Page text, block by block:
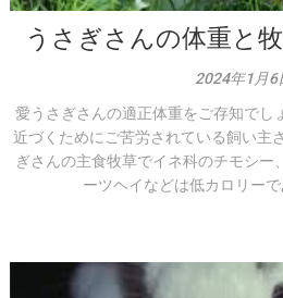
うさぎさんの体重と
2024年1月6
愛うさぎさんの適正体重をご存知でし
近づくためにご苦労されている飼い主
ぎさんの主食牧草でイネ科のチモシー
ーツヘイなどは低カロリーで